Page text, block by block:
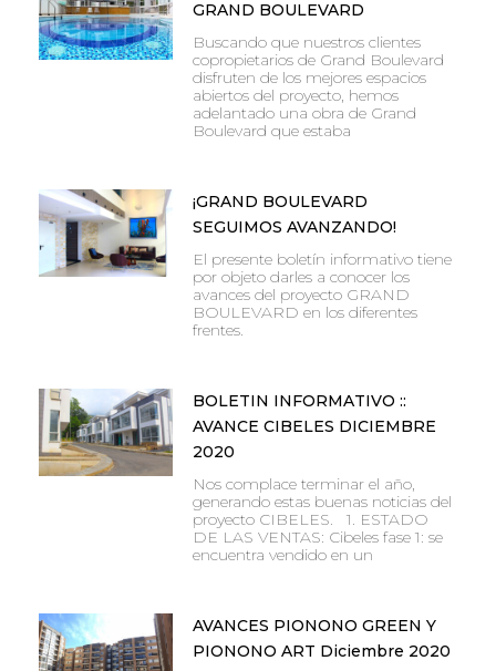
GRAND BOULEVARD
Buscando que nuestros clientes
copropietarios de Grand Boulevard
disfruten de los mejores espacios
abiertos del proyecto, hemos
adelantado una obra de Grand
Boulevard que estaba
¡GRAND BOULEVARD
SEGUIMOS AVANZANDO!
El presente boletín informativo tiene
por objeto darles a conocer los
avances del proyecto GRAND
BOULEVARD en los diferentes
frentes.
BOLETIN INFORMATIVO ::
AVANCE CIBELES DICIEMBRE
2020
Nos complace terminar el año,
generando estas buenas noticias del
proyecto CIBELES. 1. ESTADO
DE LAS VENTAS: Cibeles fase 1: se
encuentra vendido en un
AVANCES PIONONO GREEN Y
PIONONO ART Diciembre 2020